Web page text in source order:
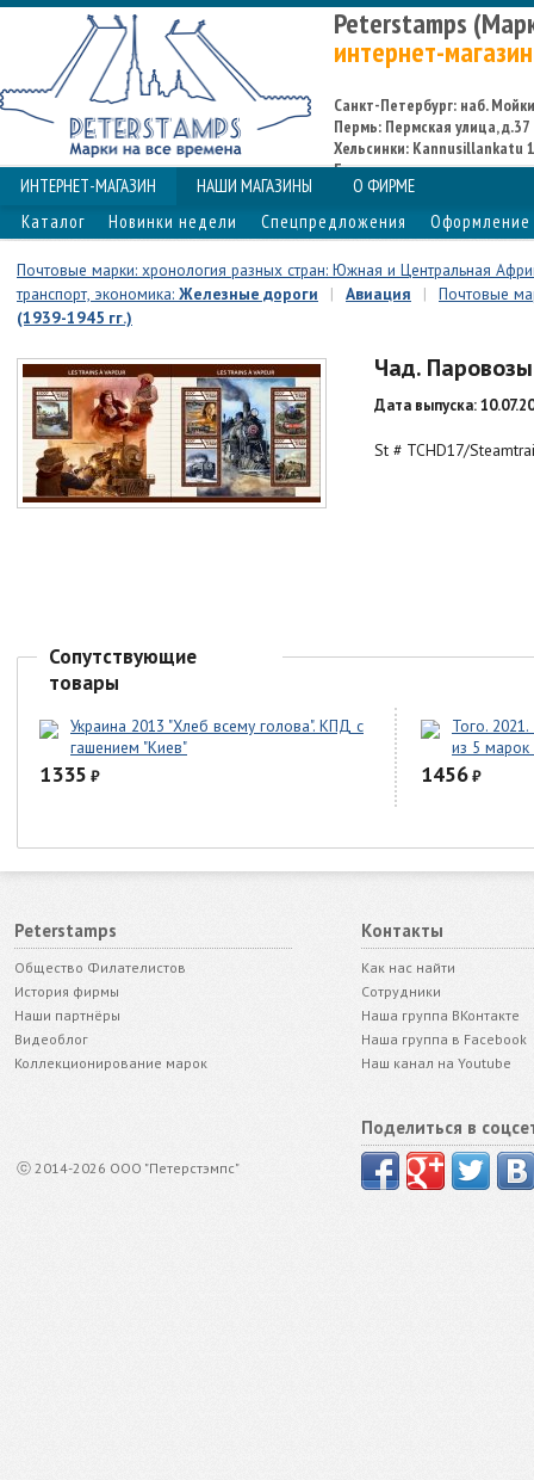
Peterstamps
интернет-магазин
Санкт-Петербург: наб.
Пермь: Пермская улица, д.37
Хельсинки: Kannusillankatu
Espoo
ИНТЕРНЕТ-МАГАЗИН НАШИ МАГАЗИНЫ
О ФИРМЕ
Каталог
Новинки недели Спецпредложения Оформление
Почтовые марки: хронология разных стран: Южная и Центральная
транспорт, экономика: Железные дороги | Авиация |
Почтовые
(1939-1945 гг.)
Чад.
Дата выпуска:
St # TCHD17/
Сопутствующие
товары
Украина 2013 "Хлеб всему голова". КПД с
гашением "Киев"
1335 ₽
Того.
из 5
1456₽
Peterstamps
Общество Филателистов
История фирмы
Наши партнёры
Видеоблог
Коллекционирование марок
ⓒ 2014-2026 ООО "Петерстэмпс"
Контакты
Как нас найти
Сотрудники
Наша группа ВКонтакте
Наша группа в Facebook
Наш канал на Youtube
Поделиться в